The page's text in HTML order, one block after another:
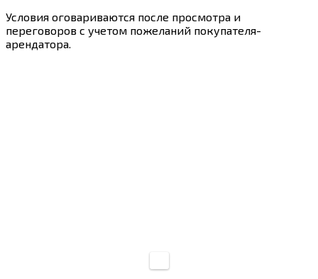
Условия оговариваются после просмотра и
переговоров с учетом пожеланий покупателя-
арендатора.